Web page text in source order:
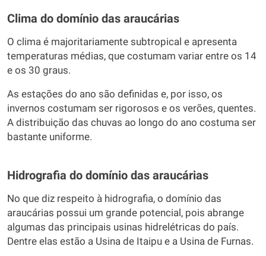
Clima do domínio das araucárias
O clima é majoritariamente subtropical e apresenta
temperaturas médias, que costumam variar entre os 14
e os 30 graus.
As estações do ano são definidas e, por isso, os
invernos costumam ser rigorosos e os verões, quentes.
A distribuição das chuvas ao longo do ano costuma ser
bastante uniforme.
Hidrografia do domínio das araucárias
No que diz respeito à hidrografia, o domínio das
araucárias possui um grande potencial, pois abrange
algumas das principais usinas hidrelétricas do país.
Dentre elas estão a Usina de Itaipu e a Usina de Furnas.